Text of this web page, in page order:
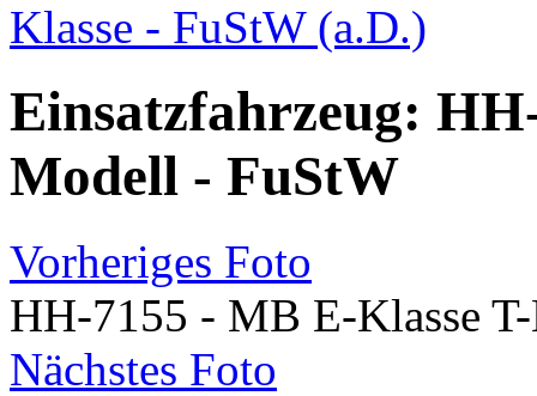
Klasse - FuStW (a.D.)
Einsatzfahrzeug:
Modell - FuStW
Vorheriges Foto
HH-7155 - MB E-Klasse
Nächstes Foto